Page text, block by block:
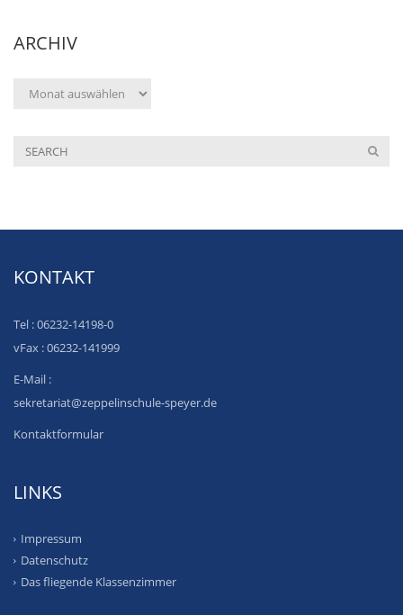
ARCHIV
Archiv
KONTAKT
Tel : 06232-14198-0
vFax : 06232-141999
E-Mail :
sekretariat@zeppelinschule-speyer.de
Kontaktformular
LINKS
Impressum
Datenschutz
Das fliegende Klassenzimmer